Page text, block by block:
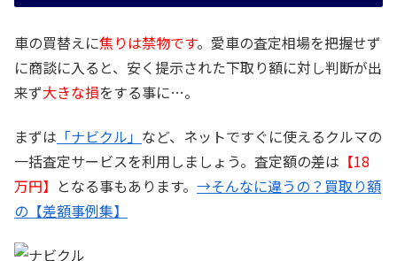
車の買替えに焦りは禁物です。愛車の査定相場を把握せず
に商談に入ると、安く提示された下取り額に対し判断が出
来ず大きな損をする事に…。
まずは 「ナビクル」 など、ネットですぐに使えるクルマの
一括査定サービスを利用しましょう。査定額の差は 【18
万円】 となる事もあります。 →そんなに違うの？買取り額
の【差額事例集】